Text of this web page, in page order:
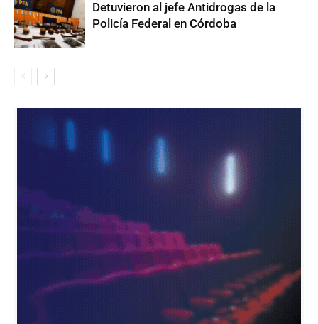
Detuvieron al jefe Antidrogas de la
Policía Federal en Córdoba